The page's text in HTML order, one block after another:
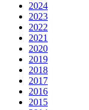
2024
2023
2022
2021
2020
2019
2018
2017
2016
2015